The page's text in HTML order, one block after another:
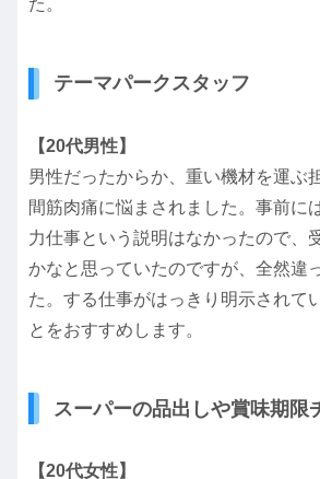
た。
テーマパークスタッフ
【20代男性】
男性だったからか、重い機材を運ぶ
間筋肉痛に悩まされました。事前に
力仕事という説明はなかったので、
かなと思っていたのですが、全然違
た。する仕事がはっきり明示されて
とをおすすめします。
スーパーの品出しや賞味期限
【20代女性】